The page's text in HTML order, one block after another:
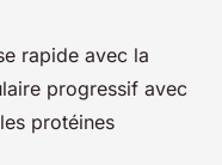
rapide avec la
progressif avec
protéines